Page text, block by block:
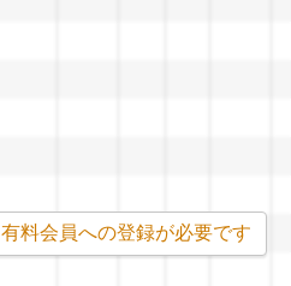
有料会員への登録が必要です